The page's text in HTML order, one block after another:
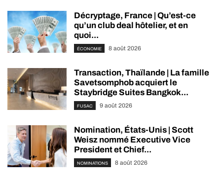
Décryptage, France | Qu’est-ce
qu’un club deal hôtelier, et en
quoi...
ÉCONOMIE 8 août 2026
Transaction, Thaïlande | La famille
Savetsomphob acquiert le
Staybridge Suites Bangkok...
FUSAC 9 août 2026
Nomination, États-Unis | Scott
Weisz nommé Executive Vice
President et Chief...
NOMINATIONS 8 août 2026